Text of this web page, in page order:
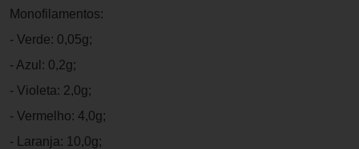
Monofilamentos:
- Verde: 0,05g;
- Azul: 0,2g;
- Violeta: 2,0g;
- Vermelho: 4,0g;
- Laranja: 10,0g;